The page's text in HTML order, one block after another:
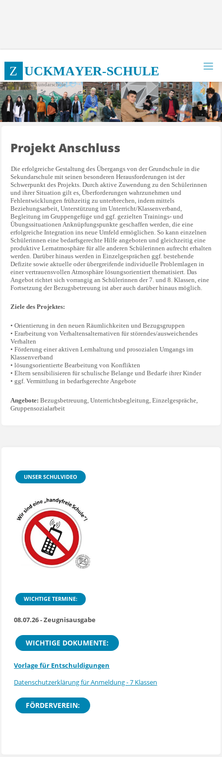
Z UCKMAYER-SCHULE
Integrierte Sekundarschule
Projekt Anschluss
Die erfolgreiche Gestaltung des Übergangs von der Grundschule in die
Sekundarschule mit seinen besonderen Herausforderungen ist der
Schwerpunkt des Projekts. Durch aktive Zuwendung zu den Schülerinnen
und ihrer Situation gilt es, Überforderungen wahrzunehmen und
Fehlentwicklungen frühzeitig zu unterbrechen, indem mittels
Beziehungsarbeit, Unterstützung im Unterricht/Klassenverband,
Begleitung im Gruppengefüge und ggf. gezielten Trainings- und
Übungssituationen Anknüpfungspunkte geschaffen werden, die eine
erfolgreiche Integration ins neue Umfeld ermöglichen. So kann einzelnen
Schülerinnen eine bedarfsgerechte Hilfe angeboten und gleichzeitig eine
produktive Lernatmosphäre für alle anderen Schülerinnen aufrecht erhalten
werden. Darüber hinaus werden in Einzelgesprächen ggf. bestehende
Defizite sowie aktuelle oder übergreifende individuelle Problemlagen in
einer vertrauensvollen Atmosphäre lösungsorientiert thematisiert. Das
Angebot richtet sich vorrangig an Schülerinnen der 7. und 8. Klassen, eine
Fortsetzung der Bezugsbetreuung ist aber auch darüber hinaus möglich.
Ziele des Projektes:
• Orientierung in den neuen Räumlichkeiten und Bezugsgruppen
• Erarbeitung von Verhaltensalternativen für störendes/ausweichendes
Verhalten
• Förderung einer aktiven Lernhaltung und prosozialen Umgangs im
Klassenverband
• lösungsorientierte Bearbeitung von Konflikten
• Eltern sensibilisieren für schulische Belange und Bedarfe ihrer Kinder
• ggf. Vermittlung in bedarfsgerechte Angebote
Angebote: Bezugsbetreuung, Unterrichtsbegleitung, Einzelgespräche,
Gruppensozialarbeit
UNSER SCHULVIDEO
WICHTIGE TERMINE:
08.07.26 - Zeugnisausgabe
WICHTIGE DOKUMENTE:
Vorlage für Entschuldigungen
Datenschutzerklärung für Anmeldung - 7 Klassen
FÖRDERVEREIN: